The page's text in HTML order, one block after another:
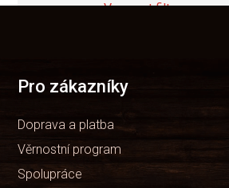
Vymazat filtry
Pro zákazníky
Doprava a platba
Věrnostní program
Spolupráce